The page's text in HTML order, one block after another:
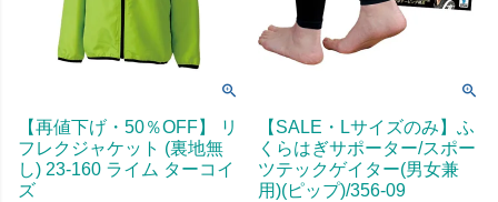
【再値下げ・50％OFF】 リ
フレクジャケット (裏地無
し) 23-160 ライム ターコイ
ズ
【SALE・Lサイズのみ】ふ
くらはぎサポーター/スポー
ツテックゲイター(男女兼
用)(ピップ)/356-09